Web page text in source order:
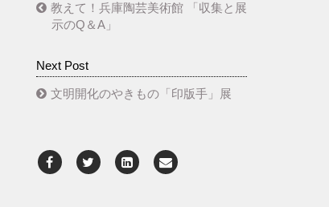
​教えて！兵庫陶芸美術館 「収集と展
示のQ＆A」
Next Post
文明開化のやきもの「印版手」展